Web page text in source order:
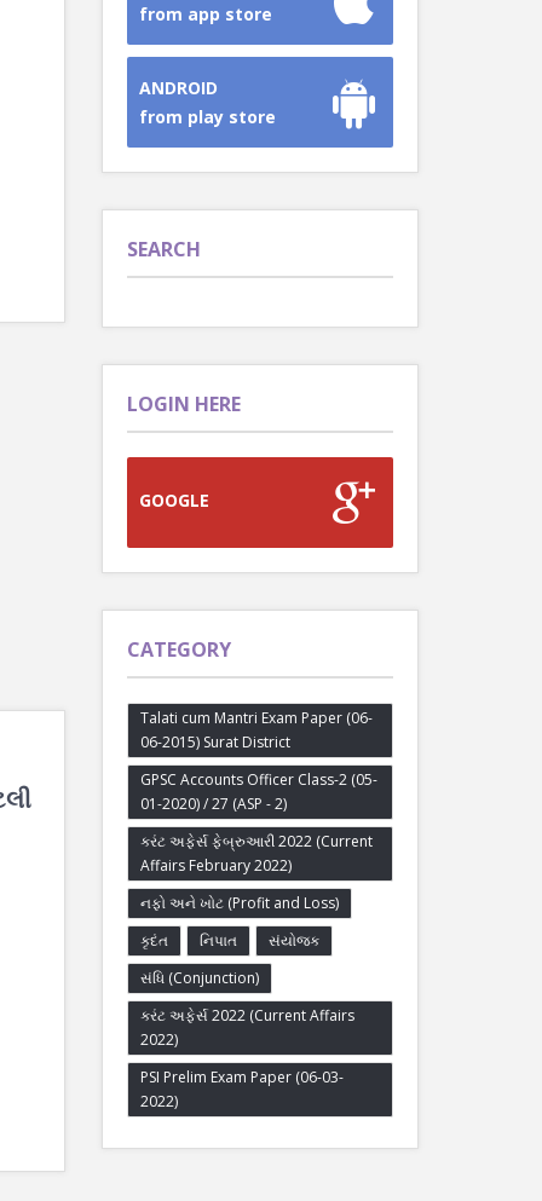
from app store
ANDROID
from play store
SEARCH
LOGIN HERE
GOOGLE
CATEGORY
Talati cum Mantri Exam Paper (06-
06-2015) Surat District
GPSC Accounts Officer Class-2 (05-
01-2020) / 27 (ASP - 2)
કરંટ અફેર્સ ફેબ્રુઆરી 2022 (Current
Affairs February 2022)
નફો અને ખોટ (Profit and Loss)
કૃદંત
નિપાત
સંયોજક
સંધિ (Conjunction)
કરંટ અફેર્સ 2022 (Current Affairs
2022)
PSI Prelim Exam Paper (06-03-
2022)